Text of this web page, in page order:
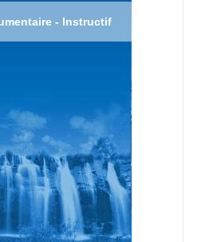
- Instructif